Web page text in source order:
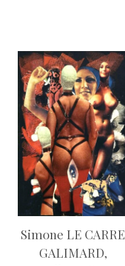
Simone LE CARRE
GALIMARD,